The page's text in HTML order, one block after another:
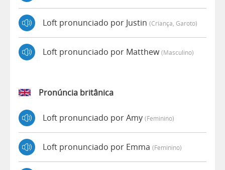
Loft pronunciado por Justin (criança, Garoto)
Loft pronunciado por Matthew(masculino)
Pronúncia britânica
Loft pronunciado por Amy (feminino)
Loft pronunciado por Emma (feminino)